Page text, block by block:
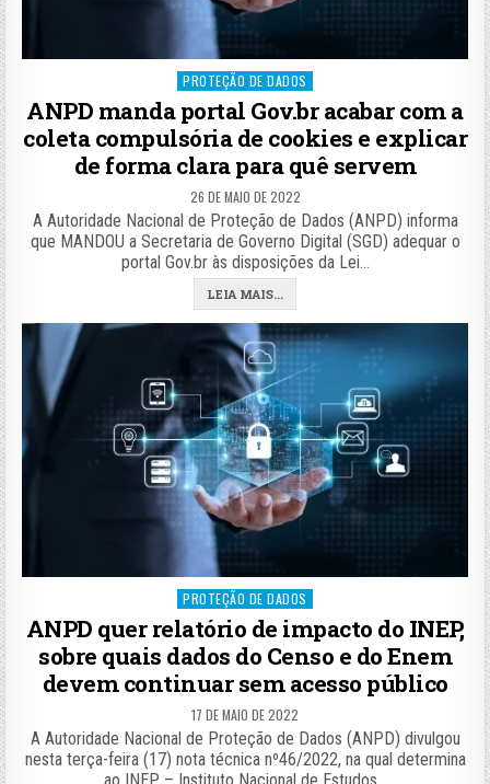
Posted
PROTEÇÃO DE DADOS
ANPD manda portal Gov.br acabar com a
coleta compulsória de cookies e explicar
de forma clara para quê servem
26 DE MAIO DE 2022
A Autoridade Nacional de Proteção de Dados (ANPD) informa
que MANDOU a Secretaria de Governo Digital (SGD) adequar o
portal Gov.br às disposições da Lei…
LEIA MAIS...
Posted
in
PROTEÇÃO DE DADOS
ANPD quer relatório de impacto do INEP,
sobre quais dados do Censo e do Enem
devem continuar sem acesso público
17 DE MAIO DE 2022
A Autoridade Nacional de Proteção de Dados (ANPD) divulgou
nesta terça-feira (17) nota técnica nº46/2022, na qual determina